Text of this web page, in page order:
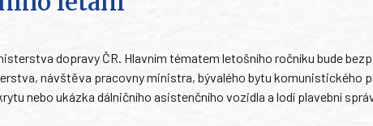
dopravy ČR. Hlavním tématem letošního ročníku bude
návštěva pracovny ministra, bývalého bytu komunistického
nebo ukázka dálničního asistenčního vozidla a lodí plavební